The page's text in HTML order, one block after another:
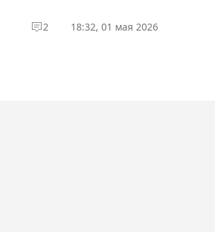
2 18:32, 01 мая 2026